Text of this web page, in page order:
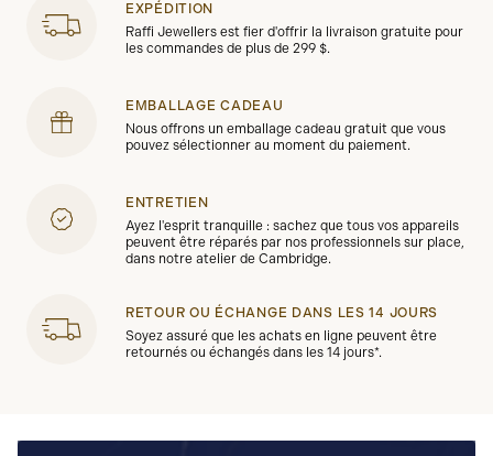
EXPÉDITION
Raffi Jewellers est fier d'offrir la livraison gratuite pour
les commandes de plus de 299 $.
EMBALLAGE CADEAU
Nous offrons un emballage cadeau gratuit que vous
pouvez sélectionner au moment du paiement.
ENTRETIEN
Ayez l'esprit tranquille : sachez que tous vos appareils
peuvent être réparés par nos professionnels sur place,
dans notre atelier de Cambridge.
RETOUR OU ÉCHANGE DANS LES 14 JOURS
Soyez assuré que les achats en ligne peuvent être
retournés ou échangés dans les 14 jours*.